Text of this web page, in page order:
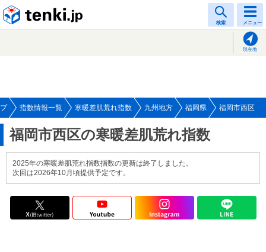
検索 メニュー
現在地
指数情報一覧 寒暖差肌荒れ指数 九州地方 福岡県 福岡市西区
福岡市西区の寒暖差肌荒れ指数
2025年の寒暖差肌荒れ指数指数の更新は終了しました。
次回は2026年10月頃提供予定です。